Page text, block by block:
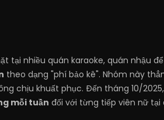
tại nhiều quán karaoke, quán nhậu
theo dạng "phí bảo kê". Nhóm này
chịu khuất phục. Đến tháng 10/
mỗi tuần đối với từng tiếp viên nữ tại